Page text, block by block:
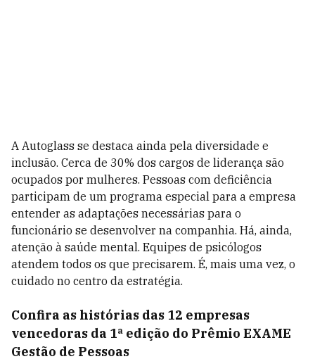
A Autoglass se destaca ainda pela diversidade e
inclusão. Cerca de 30% dos cargos de liderança são
ocupados por mulheres. Pessoas com deficiência
participam de um programa especial para a empresa
entender as adaptações necessárias para o
funcionário se desenvolver na companhia. Há, ainda,
atenção à saúde mental. Equipes de psicólogos
atendem todos os que precisarem. É, mais uma vez, o
cuidado no centro da estratégia.
Confira as histórias das 12 empresas
vencedoras da 1ª edição do Prêmio EXAME
Gestão de Pessoas